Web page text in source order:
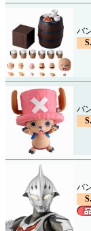
バ
バ
バ